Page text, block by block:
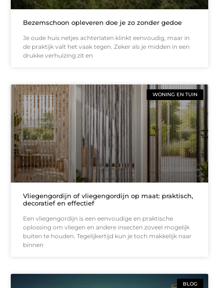
Bezemschoon opleveren doe je zo zonder gedoe
Je oude huis netjes achterlaten klinkt eenvoudig, maar in
de praktijk valt het vaak tegen. Zeker als je midden in een
drukke verhuizing zit en
WONING EN TUIN
Vliegengordijn of vliegengordijn op maat: praktisch,
decoratief en effectief
Een vliegengordijn is een eenvoudige en praktische
oplossing om vliegen en andere insecten zoveel mogelijk
buiten te houden. Tegelijkertijd kun je toch makkelijk naar
binnen
BLOG